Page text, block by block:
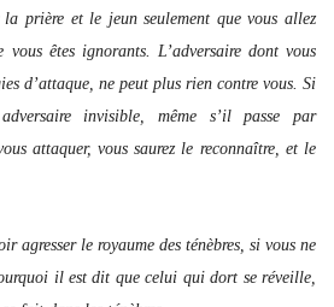
prière et le jeun seulement que vous allez
êtes ignorants. L’adversaire dont vous
d’attaque, ne peut plus rien contre vous. Si
invisible, même s’il passe par
attaquer, vous saurez le reconnaître, et le
agresser le royaume des ténèbres, si vous ne
il est dit que celui qui dort se réveille,